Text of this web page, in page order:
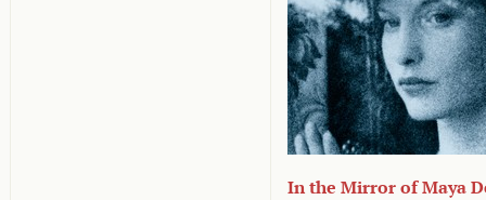
In the Mirror of Maya